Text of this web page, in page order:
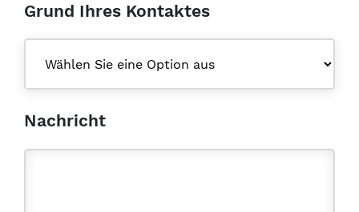
Grund Ihres Kontaktes
Nachricht